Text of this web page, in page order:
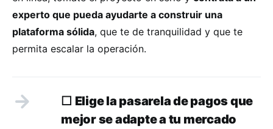
experto que pueda ayudarte a construir una
plataforma sólida, que te de tranquilidad y que te
permita escalar la operación.
☐ Elige la pasarela de pagos que
mejor se adapte a tu mercado